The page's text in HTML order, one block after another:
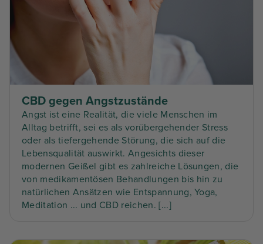
CBD gegen Angstzustände
Angst ist eine Realität, die viele Menschen im
Alltag betrifft, sei es als vorübergehender Stress
oder als tiefergehende Störung, die sich auf die
Lebensqualität auswirkt. Angesichts dieser
modernen Geißel gibt es zahlreiche Lösungen, die
von medikamentösen Behandlungen bis hin zu
natürlichen Ansätzen wie Entspannung, Yoga,
Meditation ... und CBD reichen. [...]